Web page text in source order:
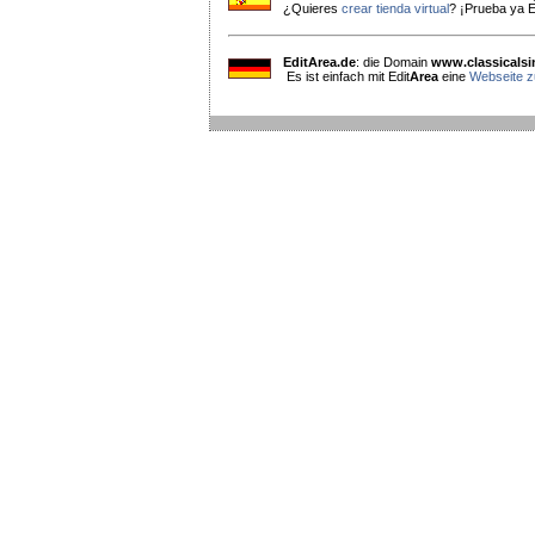
¿Quieres crear tienda virtual? ¡Prueba ya
EditArea.de: die Domain
Es ist einfach mit EditArea eine Webseite